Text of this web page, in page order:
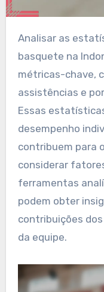
Analisar as estatísticas de jogadores de
basquete na
métricas-chave,
assistências e
Essas
desempenho
contribuem para
considerar
ferramentas
podem obter
contribuições
da equipe.